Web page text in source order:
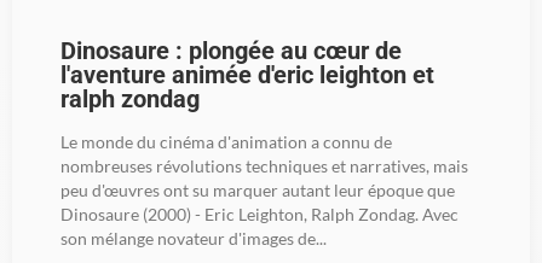
Dinosaure : plongée au cœur de
l'aventure animée d'eric leighton et
ralph zondag
Le monde du cinéma d'animation a connu de
nombreuses révolutions techniques et narratives, mais
peu d'œuvres ont su marquer autant leur époque que
Dinosaure (2000) - Eric Leighton, Ralph Zondag. Avec
son mélange novateur d'images de...